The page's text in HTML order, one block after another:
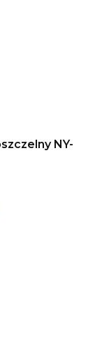
NY-